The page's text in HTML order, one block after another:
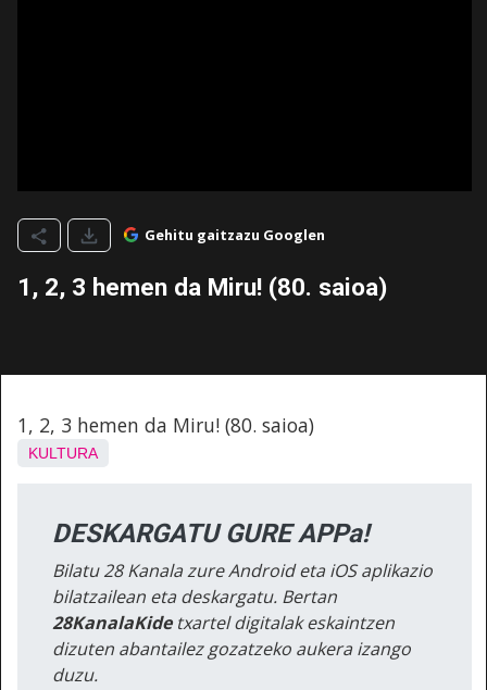
Gehitu gaitzazu Googlen
1, 2, 3 hemen da Miru! (80. saioa)
1, 2, 3 hemen da Miru! (80. saioa)
KULTURA
DESKARGATU GURE APPa!
Bilatu 28 Kanala zure Android eta iOS aplikazio
bilatzailean eta deskargatu. Bertan
28KanalaKidetxartel digitalak eskaintzen
dizuten abantailez gozatzeko aukera izango
duzu.